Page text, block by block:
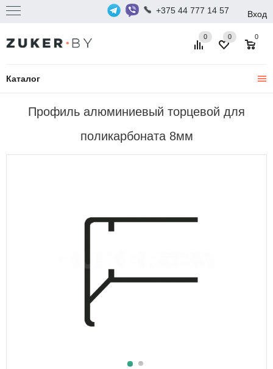
+375 44 777 14 57 Вход
Каталог
0 0
0
Профиль алюминиевый торцевой для
поликарбоната 8мм